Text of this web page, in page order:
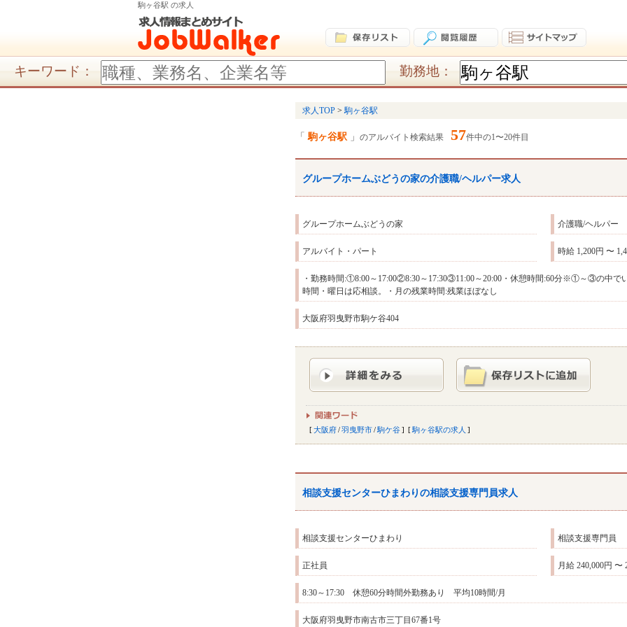
駒ヶ谷駅 の求人
キーワード： 勤務地：
求人TOP 駒ヶ谷駅
駒ヶ谷駅 のアルバイト検索結果 57件中の1〜20件目
グループホームぶどうの家の介護職/ヘルパー求人
グループホームぶどうの家 介護職/ヘルパー
アルバイト・パート 時給 1,200円 〜
・勤務時間:①8:00～17:00②8:30～17:30③11:00～20:00・休憩時間:60分※①～③の中
時間・曜日は応相談。・月の残業時間:残業ほぼなし
大阪府羽曳野市駒ケ谷404
大阪府/羽曳野市/駒ケ谷 駒ヶ谷駅の求人
相談支援センターひまわりの相談支援専門員求人
相談支援センターひまわり 相談支援専門員
正社員 月給 240,000円 〜
8ː30～17:30 休憩60分時間外勤務あり 平均10時間/月
大阪府羽曳野市南古市三丁目67番1号